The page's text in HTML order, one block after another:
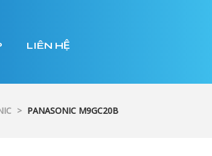
LIÊN HỆ
> PANASONIC M9GC20B